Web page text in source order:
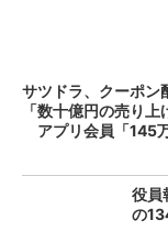
サツドラ、クーポン
「数十億円の売り上
アプリ会員「145
役員
の